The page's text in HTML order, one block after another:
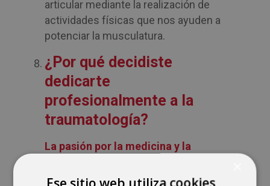
articular mediante la realización de
actividades físicas que nos ayuden a
potenciar la musculatura.
¿Por qué decidiste
dedicarte
profesionalmente a la
traumatología?
La pasión por la medicina y la
cuna
, influenciado por mi ámbito